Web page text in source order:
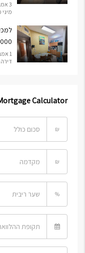
3 אמבטיות •
1 אמבטיה •
דירה
Calculator
₪
₪
%